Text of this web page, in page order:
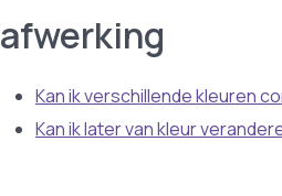
afwerking
Kan ik verschillende kleuren
Kan ik later van kleur